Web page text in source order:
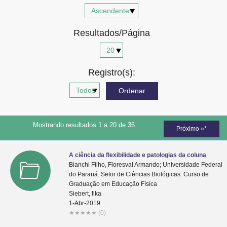
Resultados/Página
Registro(s):
Mostrando resultados 1 a 20 de 36 Próximo »*
A ciência da flexibilidade e patologias da coluna
Bianchi Filho, Floresval Armando; Universidade Federal
do Paraná. Setor de Ciências Biológicas. Curso de
Graduação em Educação Física
Siebert, Ilka
1-Abr-2019
★ ★ ★ ★ ★ (0)